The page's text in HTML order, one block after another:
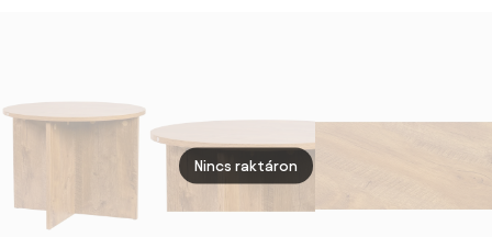
Nincs raktáron